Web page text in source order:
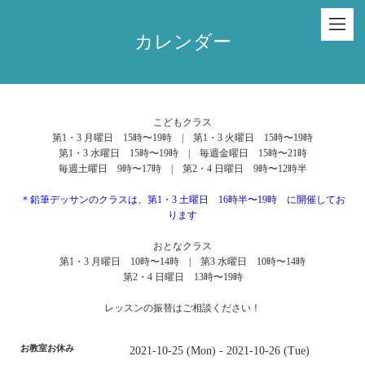
カレンダー
こどもクラス
第1・3 月曜日 15時〜19時 | 第1・3 火曜日 15時〜19時
第1・3 水曜日 15時〜19時 | 毎週金曜日 15時〜21時
毎週土曜日 9時〜17時 | 第2・4 日曜日 9時〜12時半
＊鉛筆デッサンのクラスは、第1・3 土曜日 16時半〜19時 に開催してお
ります
おとなクラス
第1・3 月曜日 10時〜14時 | 第3 水曜日 10時〜14時
第2・4 日曜日 13時〜19時
レッスンの振替はご相談ください！
お教室お休み 2021-10-25 (Mon) - 2021-10-26 (Tue)